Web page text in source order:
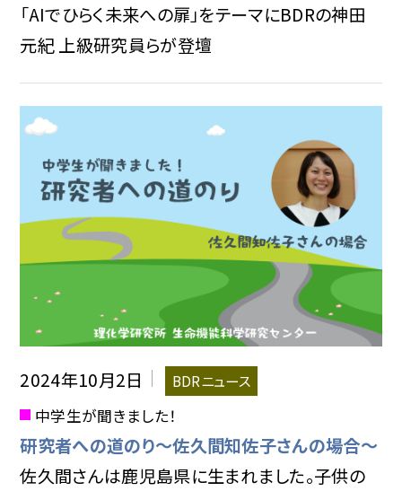
「AIでひらく未来への扉」をテーマにBDRの神田
元紀 上級研究員らが登壇
2024年10月2日 BDRニュース
中学生が聞きました！
研究者への道のり〜佐久間知佐子さんの場合〜
佐久間さんは鹿児島県に生まれました。子供の